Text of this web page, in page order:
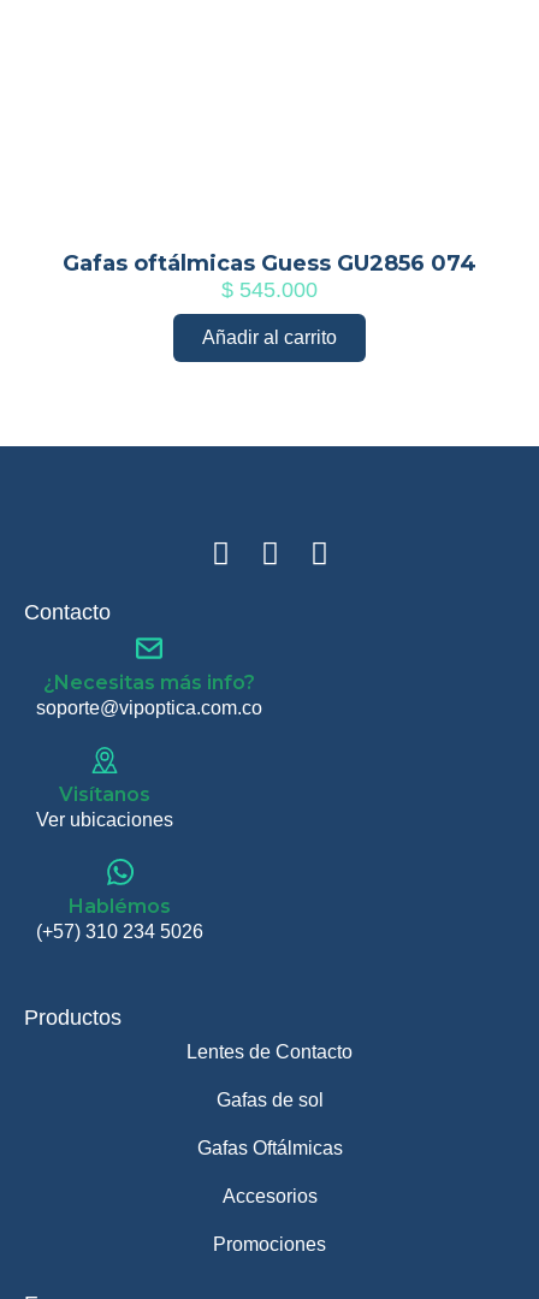
Gafas oftálmicas Guess GU2856 074
$ 545.000
Añadir al carrito
Contacto
¿Necesitas más info?
soporte@vipoptica.com.co
Visítanos
Ver ubicaciones
Hablémos
(+57) 310 234 5026
Productos
Lentes de Contacto
Gafas de sol
Gafas Oftálmicas
Accesorios
Promociones